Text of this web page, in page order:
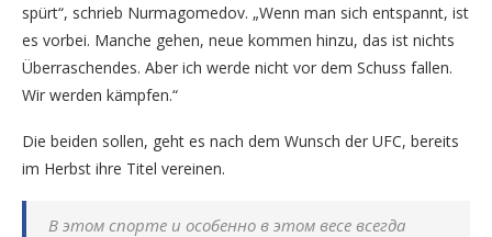
spürt“, schrieb Nurmagomedov. „Wenn man sich entspannt, ist
es vorbei. Manche gehen, neue kommen hinzu, das ist nichts
Überraschendes. Aber ich werde nicht vor dem Schuss fallen.
Wir werden kämpfen.“
Die beiden sollen, geht es nach dem Wunsch der UFC, bereits
im Herbst ihre Titel vereinen.
В этом спорте и особенно в этом весе всегда